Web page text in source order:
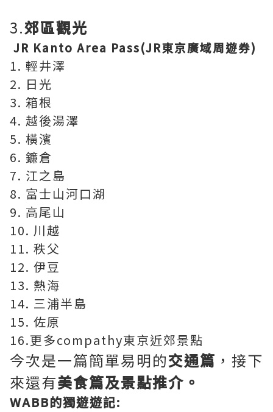
3.郊區觀光
JR Kanto Area Pass(JR東京廣域周遊券)
1. 輕井澤
2. 日光
3. 箱根
4. 越後湯澤
5. 橫濱
6. 鐮倉
7. 江之島
8. 富士山河口湖
9. 高尾山
10. 川越
11. 秩父
12. 伊豆
13. 熱海
14. 三浦半島
15. 佐原
16.更多compathy東京近郊景點
今次是一篇簡單易明的交通篇 ，接下
來還有美食篇及景點推介。
WABB的獨遊遊記: